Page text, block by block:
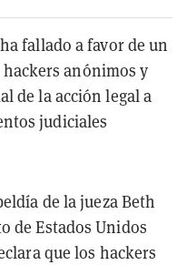
fallado a favor de un
anónimos y
de la acción legal a
judiciales
de la jueza Beth
de Estados Unidos
que los hackers